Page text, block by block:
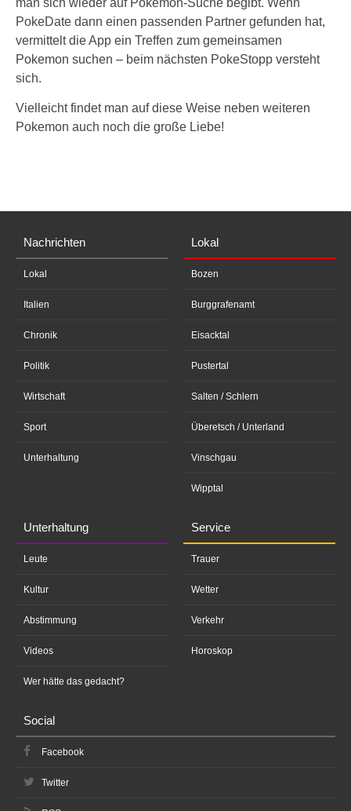
man sich wieder auf Pokemon-Suche begibt. Wenn
PokeDate dann einen passenden Partner gefunden hat,
vermittelt die App ein Treffen zum gemeinsamen
Pokemon suchen – beim nächsten PokeStopp versteht
sich.
Vielleicht findet man auf diese Weise neben weiteren
Pokemon auch noch die große Liebe!
Nachrichten
Lokal
Italien
Chronik
Politik
Wirtschaft
Sport
Unterhaltung
Lokal
Bozen
Burggrafenamt
Eisacktal
Pustertal
Salten / Schlern
Überetsch / Unterland
Vinschgau
Wipptal
Unterhaltung
Leute
Kultur
Abstimmung
Videos
Wer hätte das gedacht?
Service
Trauer
Wetter
Verkehr
Horoskop
Social
Facebook
Twitter